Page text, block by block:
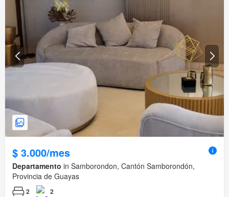
$ 3.000/mes
Departamento in Samborondon, Cantón Samborondón,
Provincia de Guayas
2 2